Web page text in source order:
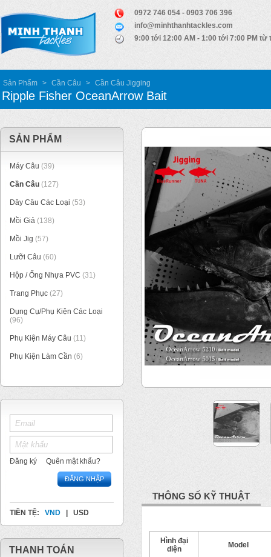
0972 746 054 - 0903 706 396
info@minhthanhtackles.com
9:00 tới 12:00 AM - 1:00 tới 7:00 PM từ
Sản Phẩm > Cần Câu > Cần Câu Jigging
Ripple Fisher OceanArrow Bait
SẢN PHẨM
Máy Câu (39)
Cần Câu (127)
Dây Câu Các Loại (53)
Mồi Giả (138)
Mồi Jig (57)
Lưỡi Câu (60)
Hộp / Ống Nhựa PVC (31)
Trang Phục (27)
Dụng Cụ/Phụ Kiện Các Loại
(96)
Phụ Kiện Máy Câu (11)
Phụ Kiện Làm Cần (6)
Đăng ký Quên mật khẩu?
ĐĂNG NHẬP
TIỀN TỆ: VND USD
THANH TOÁN
THÔNG SỐ KỸ THUẬT
Hình đại
diện
Model